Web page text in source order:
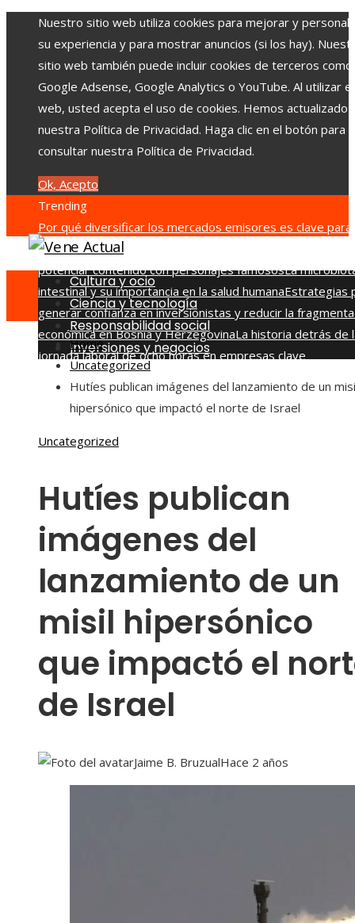
Nuestro sitio web utiliza cookies para mejorar y
su experiencia y para mostrar anuncios (si los hay).
sitio web también puede incluir cookies de terceros como
Google Adsense, Google Analytics o YouTube. Al utilizar
web, usted acepta el uso de cookies. Hemos actualizado
nuestra Política de Privacidad. Haga clic en el botón para
consultar nuestra Política de Privacidad.
Ok, Acepto
Trending
Por qué diversificar los mercados emisores es clave para
economía de Montenegro
potenciar contenido con personajes famososLa
intestinal y su importancia en la salud humanaEstrategias
generar confianza en inversionistas y reducir la
económica en Bosnia y HerzegovinaLa historia detrás de
jornada laboral de ocho horas en empresas clave
domingo, agosto 9
Cultura y ocio
Ciencia y tecnología
Responsabilidad social
Inversiones y negocios
Home
Uncategorized
Hutíes publican imágenes del lanzamiento de un
hipersónico que impactó el norte de Israel
Uncategorized
Hutíes publican
imágenes del
lanzamiento de un
misil hipersónico
que impactó el
de Israel
Jaime B. BruzualHace 2 años